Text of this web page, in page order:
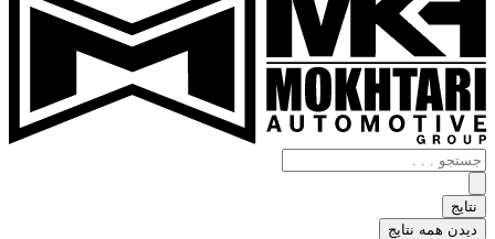
جستجو
.
.
.
نتایج
دیدن همه نتایج